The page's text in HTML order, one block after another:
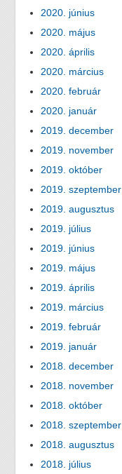
2020. június
2020. május
2020. április
2020. március
2020. február
2020. január
2019. december
2019. november
2019. október
2019. szeptember
2019. augusztus
2019. július
2019. június
2019. május
2019. április
2019. március
2019. február
2019. január
2018. december
2018. november
2018. október
2018. szeptember
2018. augusztus
2018. július